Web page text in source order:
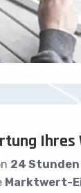
Ihres
24 Stunden
Marktwert-